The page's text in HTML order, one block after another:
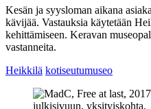
Kesän ja syysloman aikana
kävijää. Vastauksia käytetään
kehittämiseen. Keravan
vastanneita.
Heikkilä kotiseutumuseo